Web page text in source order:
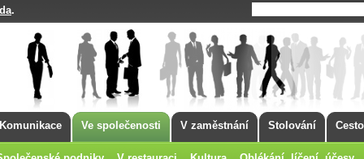
.
Komunikace Ve společenosti V zaměstnání Stolování